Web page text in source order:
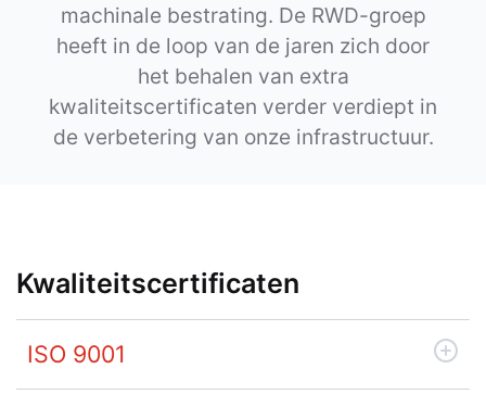
machinale bestrating. De RWD-groep
heeft in de loop van de jaren zich door
het behalen van extra
kwaliteitscertificaten verder verdiept in
de verbetering van onze infrastructuur.
Kwaliteitscertificaten
ISO 9001